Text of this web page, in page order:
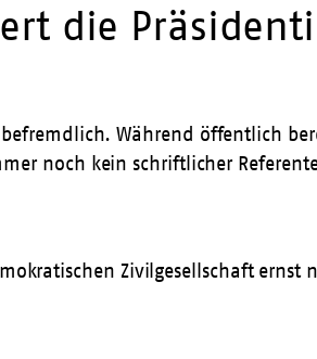
die
Während öffentlich
noch kein schriftlicher
Zivilgesellschaft